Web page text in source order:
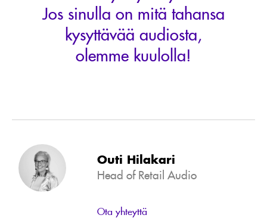
Jos sinulla on mitä tahansa
kysyttävää audiosta,
olemme kuulolla!
Outi Hilakari
Head of Retail Audio
Ota yhteyttä